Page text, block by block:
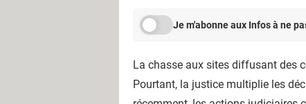
Je m'abonne aux Infos à ne
La chasse aux sites diffusant des
Pourtant, la justice multiplie les